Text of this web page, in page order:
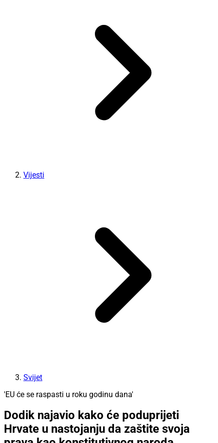
Vijesti
Svijet
'EU će se raspasti u roku godinu dana'
Dodik najavio kako će poduprijeti
Hrvate u nastojanju da zaštite svoja